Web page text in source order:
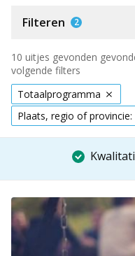
Filteren 2
10 uitjes gevonden
volgende filters
Totaalprogramma
Plaats, regio of